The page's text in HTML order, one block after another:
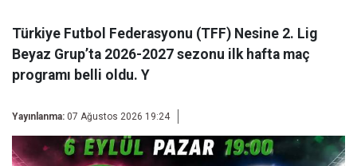
Türkiye Futbol Federasyonu (TFF) Nesine 2. Lig
Beyaz Grup’ta 2026-2027 sezonu ilk hafta maç
programı belli oldu. Y
Yayınlanma: 07 Ağustos 2026 19:24